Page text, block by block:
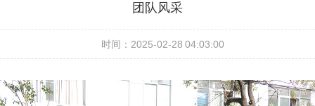
团队风采
时间：2025-02-28 04:03:00